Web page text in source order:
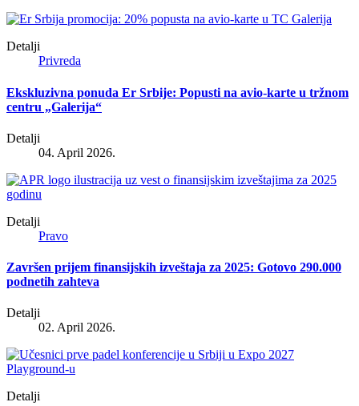
Detalji
Privreda
Ekskluzivna ponuda Er Srbije: Popusti na avio-karte u tržnom
centru „Galerija“
Detalji
04. April 2026.
Detalji
Pravo
Završen prijem finansijskih izveštaja za 2025: Gotovo 290.000
podnetih zahteva
Detalji
02. April 2026.
Detalji